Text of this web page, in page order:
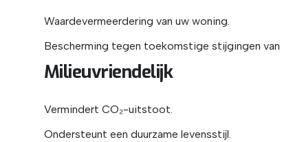
Waardevermeerdering van uw woning.
Bescherming tegen toekomstige stijgingen
Milieuvriendelijk
Vermindert CO₂-uitstoot.
Ondersteunt een duurzame levensstijl.